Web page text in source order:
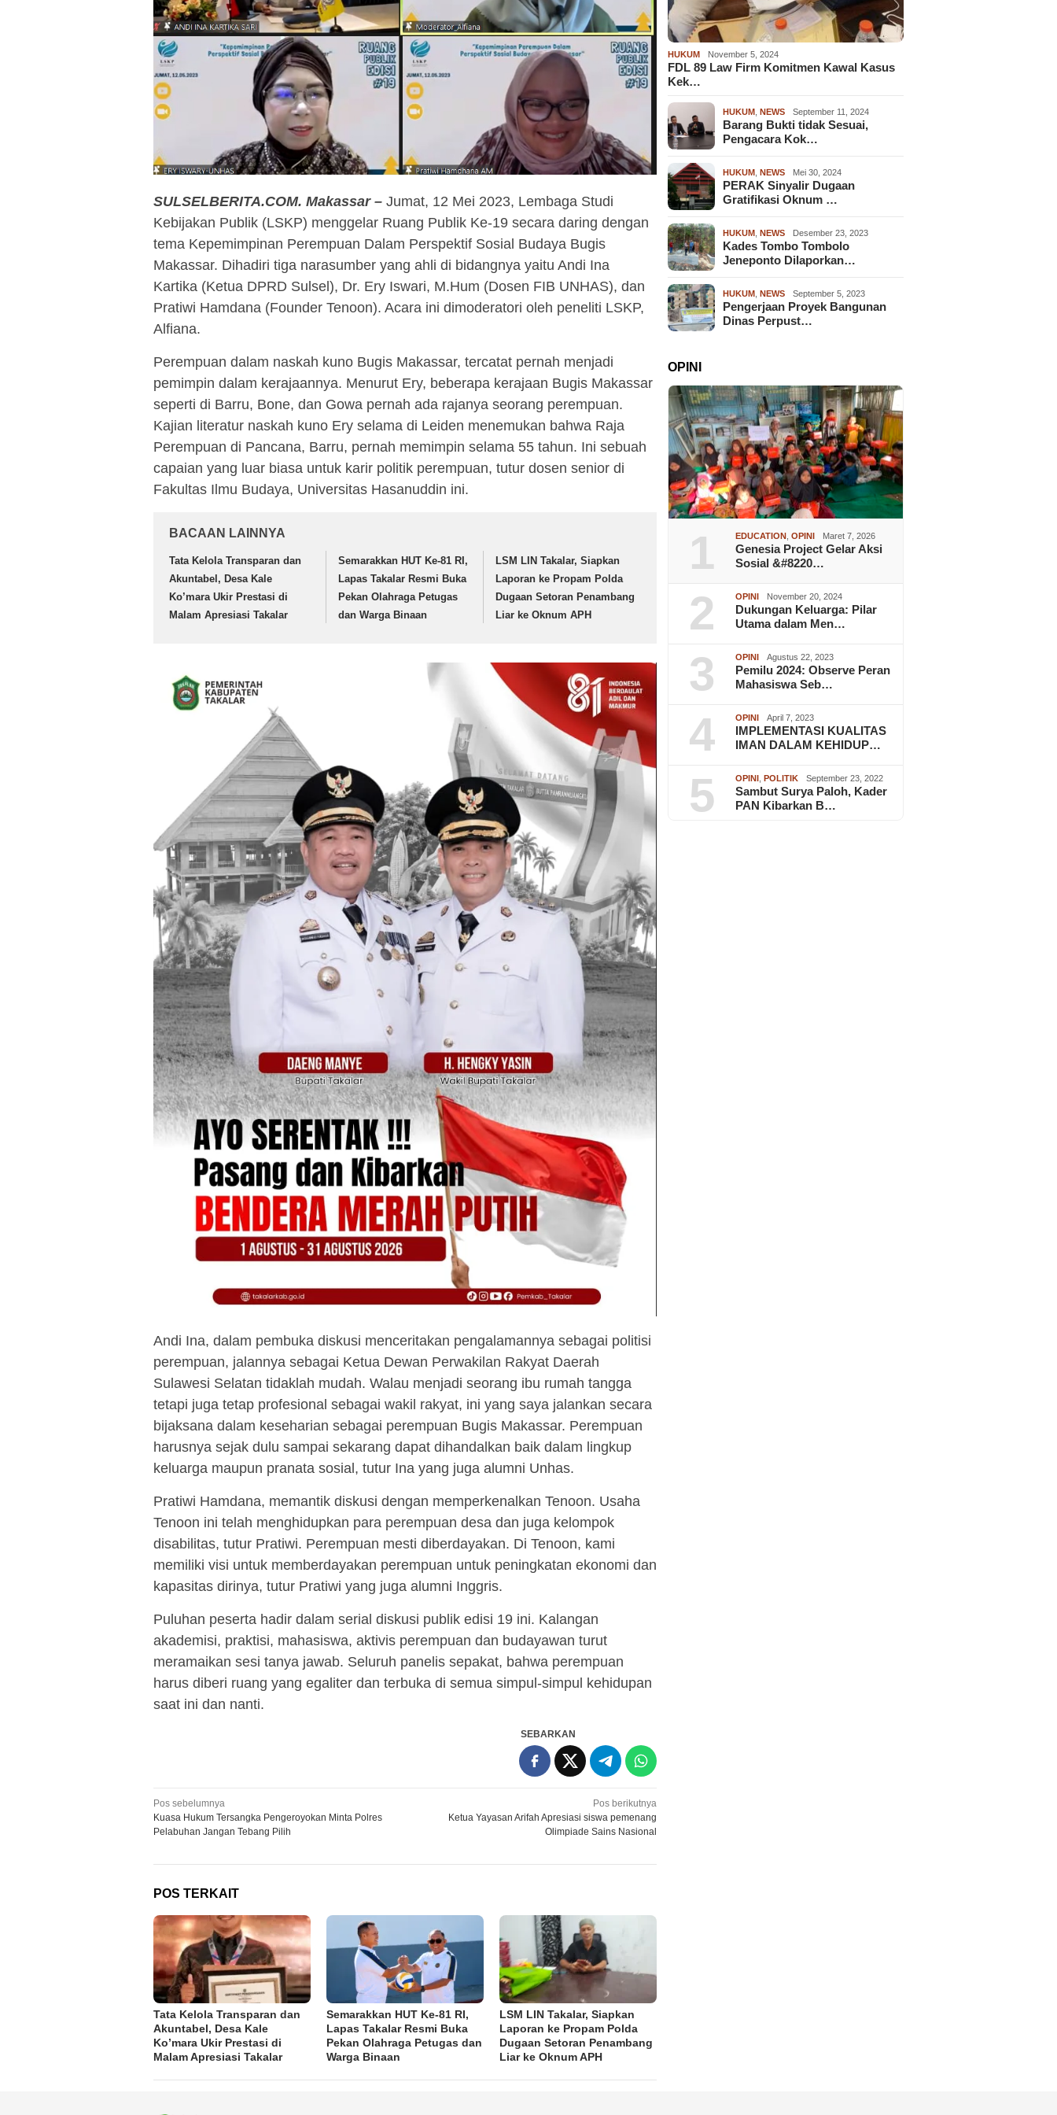
SULSELBERITA.COM. Makassar – Jumat, 12 Mei 2023, Lembaga Studi
Kebijakan Publik (LSKP) menggelar Ruang Publik Ke-19 secara daring dengan
tema Kepemimpinan Perempuan Dalam Perspektif Sosial Budaya Bugis
Makassar. Dihadiri tiga narasumber yang ahli di bidangnya yaitu Andi Ina
Kartika (Ketua DPRD Sulsel), Dr. Ery Iswari, M.Hum (Dosen FIB UNHAS), dan
Pratiwi Hamdana (Founder Tenoon). Acara ini dimoderatori oleh peneliti LSKP,
Alfiana.
Perempuan dalam naskah kuno Bugis Makassar, tercatat pernah menjadi
pemimpin dalam kerajaannya. Menurut Ery, beberapa kerajaan Bugis Makassar
seperti di Barru, Bone, dan Gowa pernah ada rajanya seorang perempuan.
Kajian literatur naskah kuno Ery selama di Leiden menemukan bahwa Raja
Perempuan di Pancana, Barru, pernah memimpin selama 55 tahun. Ini sebuah
capaian yang luar biasa untuk karir politik perempuan, tutur dosen senior di
Fakultas Ilmu Budaya, Universitas Hasanuddin ini.
BACAAN LAINNYA
Tata Kelola Transparan dan
Akuntabel, Desa Kale
Ko’mara Ukir Prestasi di
Malam Apresiasi Takalar
Semarakkan HUT Ke-81 RI,
Lapas Takalar Resmi Buka
Pekan Olahraga Petugas
dan Warga Binaan
LSM LIN Takalar, Siapkan
Laporan ke Propam Polda
Dugaan Setoran Penambang
Liar ke Oknum APH
Andi Ina, dalam pembuka diskusi menceritakan pengalamannya sebagai politisi
perempuan, jalannya sebagai Ketua Dewan Perwakilan Rakyat Daerah
Sulawesi Selatan tidaklah mudah. Walau menjadi seorang ibu rumah tangga
tetapi juga tetap profesional sebagai wakil rakyat, ini yang saya jalankan secara
bijaksana dalam keseharian sebagai perempuan Bugis Makassar. Perempuan
harusnya sejak dulu sampai sekarang dapat dihandalkan baik dalam lingkup
keluarga maupun pranata sosial, tutur Ina yang juga alumni Unhas.
Pratiwi Hamdana, memantik diskusi dengan memperkenalkan Tenoon. Usaha
Tenoon ini telah menghidupkan para perempuan desa dan juga kelompok
disabilitas, tutur Pratiwi. Perempuan mesti diberdayakan. Di Tenoon, kami
memiliki visi untuk memberdayakan perempuan untuk peningkatan ekonomi dan
kapasitas dirinya, tutur Pratiwi yang juga alumni Inggris.
Puluhan peserta hadir dalam serial diskusi publik edisi 19 ini. Kalangan
akademisi, praktisi, mahasiswa, aktivis perempuan dan budayawan turut
meramaikan sesi tanya jawab. Seluruh panelis sepakat, bahwa perempuan
harus diberi ruang yang egaliter dan terbuka di semua simpul-simpul kehidupan
saat ini dan nanti.
SEBARKAN
Navigasi
pos
Pos sebelumnya
Kuasa Hukum Tersangka Pengeroyokan Minta Polres
Pelabuhan Jangan Tebang Pilih
Pos berikutnya
Ketua Yayasan Arifah Apresiasi siswa pemenang
Olimpiade Sains Nasional
POS TERKAIT
Tata Kelola Transparan dan
Akuntabel, Desa Kale
Ko’mara Ukir Prestasi di
Malam Apresiasi Takalar
Semarakkan HUT Ke-81 RI,
Lapas Takalar Resmi Buka
Pekan Olahraga Petugas dan
Warga Binaan
LSM LIN Takalar, Siapkan
Laporan ke Propam Polda
Dugaan Setoran Penambang
Liar ke Oknum APH
HUKUM November 5, 2024
FDL 89 Law Firm Komitmen Kawal Kasus
Kek…
HUKUM ,NEWS September 11, 2024
Barang Bukti tidak Sesuai,
Pengacara Kok…
HUKUM ,NEWS Mei 30, 2024
PERAK Sinyalir Dugaan
Gratifikasi Oknum …
HUKUM ,NEWS Desember 23, 2023
Kades Tombo Tombolo
Jeneponto Dilaporkan…
HUKUM ,NEWS September 5, 2023
Pengerjaan Proyek Bangunan
Dinas Perpust…
OPINI
1 EDUCATION ,OPINI Maret 7, 2026
Genesia Project Gelar Aksi
Sosial &#8220…
2 OPINI November 20, 2024
Dukungan Keluarga: Pilar
Utama dalam Men…
3 OPINI Agustus 22, 2023
Pemilu 2024: Observe Peran
Mahasiswa Seb…
4 OPINI April 7, 2023
IMPLEMENTASI KUALITAS
IMAN DALAM KEHIDUP…
5 OPINI , POLITIK September 23, 2022
Sambut Surya Paloh, Kader
PAN Kibarkan B…